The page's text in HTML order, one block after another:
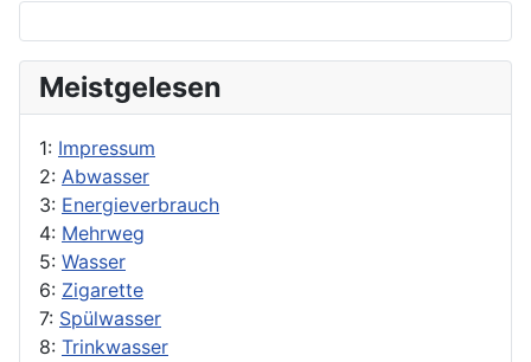
Meistgelesen
1: Impressum
2: Abwasser
3: Energieverbrauch
4: Mehrweg
5: Wasser
6: Zigarette
7: Spülwasser
8: Trinkwasser